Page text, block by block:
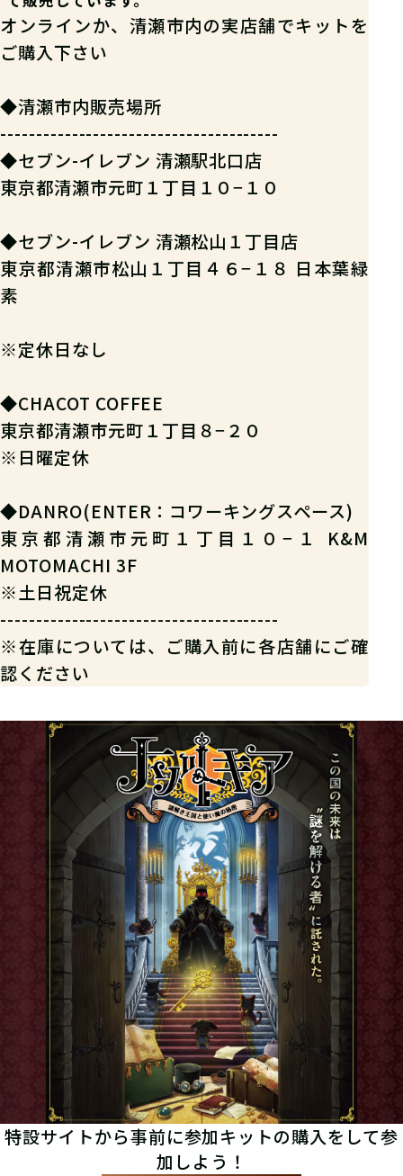
オンラインか、清瀬市内の実店舗でキットを
ご購入下さい
◆清瀬市内販売場所
---------------------------------------
◆セブン-イレブン 清瀬駅北口店
東京都清瀬市元町１丁目１０−１０
◆セブン-イレブン 清瀬松山１丁目店
東京都清瀬市松山１丁目４６−１８ 日本葉緑
素
※定休日なし
◆CHACOT COFFEE
東京都清瀬市元町１丁目８−２０
※日曜定休
◆DANRO(ENTER：コワーキングスペース)
東京都清瀬市元町１丁目１０−１ K&M
MOTOMACHI 3F
※土日祝定休
---------------------------------------
※在庫については、ご購入前に各店舗にご確
認ください
特設サイトから事前に参加キットの購入をして参
加しよう！